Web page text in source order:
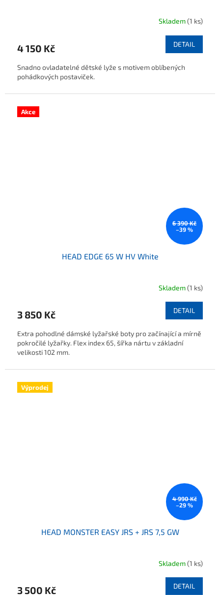
Skladem(1 ks)
4 150 Kč DETAIL
Snadno ovladatelné dětské lyže s motivem oblíbených
pohádkových postaviček.
Akce
6 390 Kč
–39 %
HEAD EDGE 65 W HV White
Skladem(1 ks)
3 850 Kč DETAIL
Extra pohodlné dámské lyžařské boty pro začínající a mírně
pokročilé lyžařky. Flex index 65, šířka nártu v základní
velikosti 102 mm.
Výprodej
4 990 Kč
–29 %
HEAD MONSTER EASY JRS + JRS 7,5 GW
Skladem(1 ks)
3 500 Kč DETAIL